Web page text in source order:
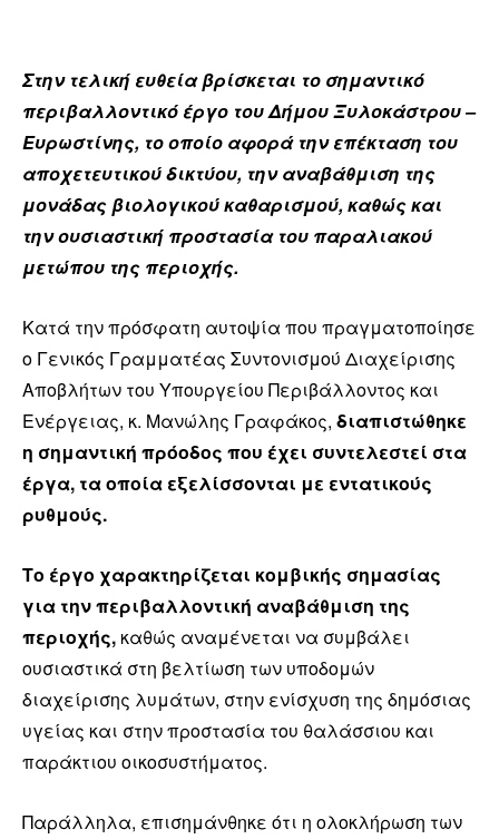
Στην τελική ευθεία βρίσκεται το σημαντικό
περιβαλλοντικό έργο του Δήμου Ξυλοκάστρου –
Ευρωστίνης, το οποίο αφορά την επέκταση του
αποχετευτικού δικτύου, την αναβάθμιση της
μονάδας βιολογικού καθαρισμού, καθώς και
την ουσιαστική προστασία του παραλιακού
μετώπου της περιοχής.
Κατά την πρόσφατη αυτοψία που πραγματοποίησε
ο Γενικός Γραμματέας Συντονισμού Διαχείρισης
Αποβλήτων του Υπουργείου Περιβάλλοντος και
Ενέργειας, κ. Μανώλης Γραφάκος, διαπιστώθηκε
η σημαντική πρόοδος που έχει συντελεστεί στα
έργα, τα οποία εξελίσσονται με εντατικούς
ρυθμούς.
Το έργο χαρακτηρίζεται κομβικής σημασίας
για την περιβαλλοντική αναβάθμιση της
περιοχής, καθώς αναμένεται να συμβάλει
ουσιαστικά στη βελτίωση των υποδομών
διαχείρισης λυμάτων, στην ενίσχυση της δημόσιας
υγείας και στην προστασία του θαλάσσιου και
παράκτιου οικοσυστήματος.
Παράλληλα, επισημάνθηκε ότι η ολοκλήρωση των